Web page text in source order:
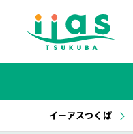
イーアスつくば